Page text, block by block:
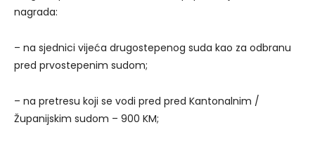
nagrada:
– na sjednici vijeća drugostepenog suda kao za odbranu
pred prvostepenim sudom;
– na pretresu koji se vodi pred pred Kantonalnim /
Županijskim sudom – 900 KM;